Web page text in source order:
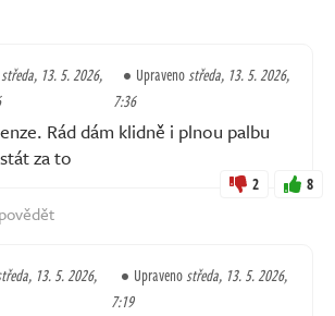
středa, 13. 5. 2026,
Upravenostředa, 13. 5. 2026,
7:36
Rád dám klidně i plnou palbu
za to
2 8
13. 5. 2026,
Upravenostředa, 13. 5. 2026,
7:19